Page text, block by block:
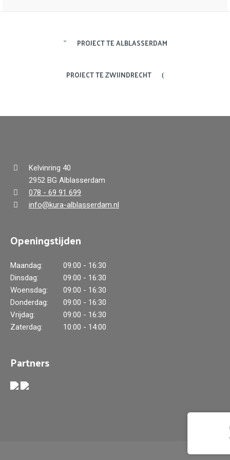
PROJECT TE ALBLASSERDAM
PROJECT TE ZWIJNDRECHT
Kelvinring 40
2952 BG Alblasserdam
078 - 69 91 699
info@kura-alblasserdam.nl
Openingstijden
Maandag:
09:00 - 16:30
Dinsdag:
09:00 - 16:30
Woensdag:
09:00 - 16:30
Donderdag:
09:00 - 16:30
Vrijdag:
09:00 - 16:30
Zaterdag:
10:00 - 14:00
Partners